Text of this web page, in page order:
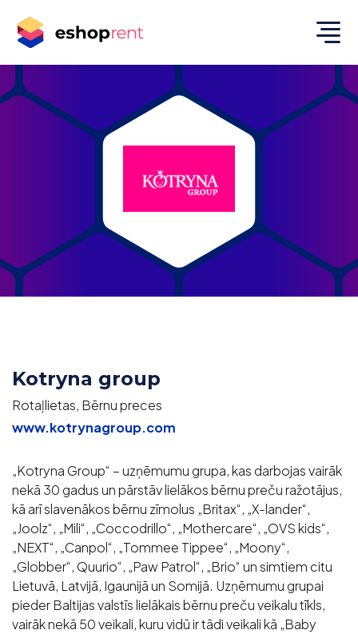
Kotryna group
Rotaļlietas, Bērnu preces
www.kotrynagroup.com
„Kotryna Group“ – uzņēmumu grupa, kas darbojas vairāk
nekā 30 gadus un pārstāv lielākos bērnu preču ražotājus,
kā arī slavenākos bērnu zīmolus „Britax“, „X-lander“,
„Joolz“, „Mili“, „Coccodrillo“, „Mothercare“, „OVS kids“,
„NEXT“, „Canpol“, „Tommee Tippee“, „Moony“,
„Globber“, Quurio“, „Paw Patrol“, „Brio“ un simtiem citu
Lietuvā, Latvijā, Igaunijā un Somijā. Uzņēmumu grupai
pieder Baltijas valstīs lielākais bērnu preču veikalu tīkls,
vairāk nekā 50 veikali, kuru vidū ir tādi veikali kā „Baby